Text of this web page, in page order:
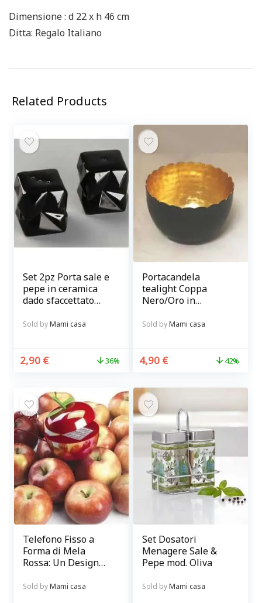
Dimensione : d 22 x h 46 cm
Ditta: Regalo Italiano
Related Products
Set 2pz Porta sale e
pepe in ceramica
dado sfaccettato
Sold byMami casa
2,90 € 36%
Portacandela
tealight Coppa
Nero/Oro in
Sold byMami casa
4,90 € 42%
Telefono Fisso a
Forma di Mela
Rossa: Un Design
Casa
Sold byMami casa
Set Dosatori
Menagere Sale &
Pepe mod. Oliva
Sold byMami casa